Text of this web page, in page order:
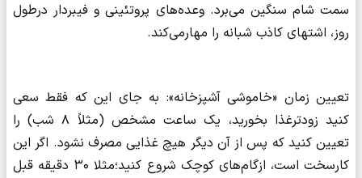
سمت شام سنگین می‌برد. وعده‌های پروتئینی و فیبردار درطول
روز، اشتهای کاذب شبانه را مهارمی‌کند.
تعیین زمان «خاموشی آشپزخانه»: به جای این که فقط سعی
کنید زودترغذا بخورید، یک ساعت مشخص (مثلاً ۸ شب) را
تعیین کنید که پس از آن دیگر هیچ غذایی مصرف نشود. اگر این
کارسخت است، ازگام‌های کوچک شروع کنید؛مثلا ۳۰ دقیقه قبل